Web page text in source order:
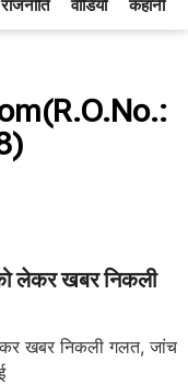
राजनीति वीडियो कहानी
लेकर खबर निकली